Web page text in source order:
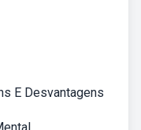
E Desvantagens